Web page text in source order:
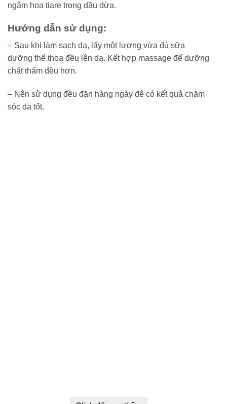
ngâm hoa tiare trong dầu dừa.
Hướng dẫn sử dụng:
– Sau khi làm sạch da, lấy một lượng vừa đủ sữa
dưỡng thể thoa đều lên da. Kết hợp massage để dưỡng
chất thấm đều hơn.
– Nên sử dụng đều đặn hàng ngày đê có kết quả chăm
sóc da tốt.